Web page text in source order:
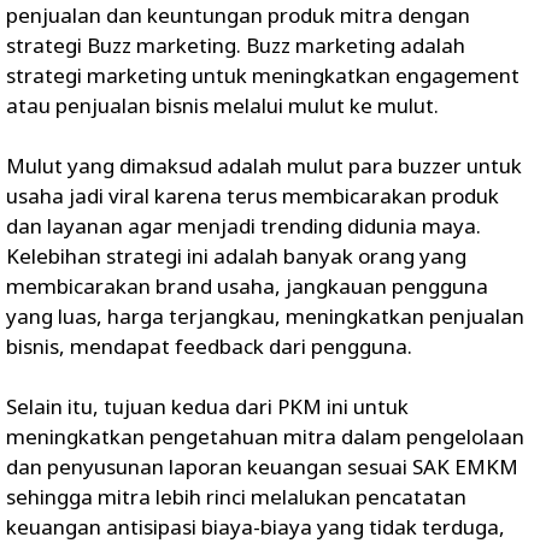
penjualan dan keuntungan produk mitra dengan
strategi Buzz marketing. Buzz marketing adalah
strategi marketing untuk meningkatkan engagement
atau penjualan bisnis melalui mulut ke mulut.
Mulut yang dimaksud adalah mulut para buzzer untuk
usaha jadi viral karena terus membicarakan produk
dan layanan agar menjadi trending didunia maya.
Kelebihan strategi ini adalah banyak orang yang
membicarakan brand usaha, jangkauan pengguna
yang luas, harga terjangkau, meningkatkan penjualan
bisnis, mendapat feedback dari pengguna.
Selain itu, tujuan kedua dari PKM ini untuk
meningkatkan pengetahuan mitra dalam pengelolaan
dan penyusunan laporan keuangan sesuai SAK EMKM
sehingga mitra lebih rinci melalukan pencatatan
keuangan antisipasi biaya-biaya yang tidak terduga,